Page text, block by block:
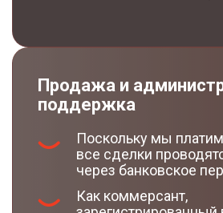
Продажа и
поддержка
Поскольку мы
все сделки
через банковское
Как коммерсант,